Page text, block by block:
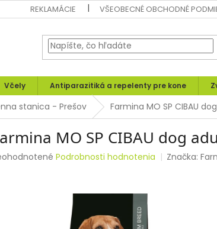
REKLAMÁCIE VŠEOBECNÉ OBCHODNÉ
Včely Antiparazitiká a repelenty pre kone
stanica - Prešov Farmina MO SP CIBAU
MO SP CIBAU dog
Podrobnosti hodnotenia Značka: